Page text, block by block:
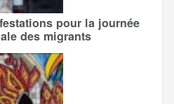
pour la journée
des migrants